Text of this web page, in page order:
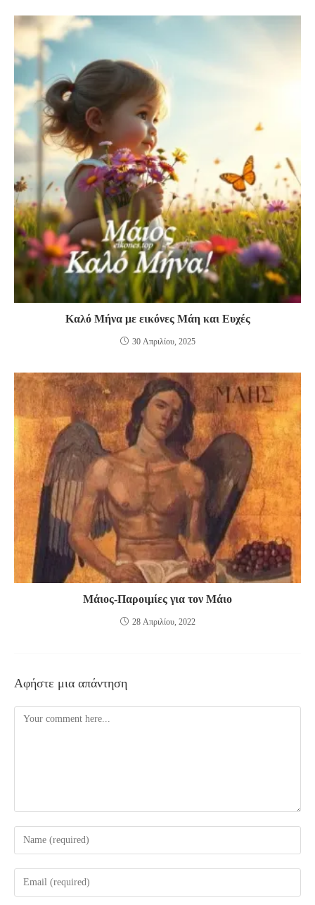
Καλό Μήνα με εικόνες Μάη και Ευχές
30 Απριλίου, 2025
Μάιος-Παροιμίες για τον Μάιο
28 Απριλίου, 2022
Αφήστε μια απάντηση
Comment
Enter
your
name
Enter
your